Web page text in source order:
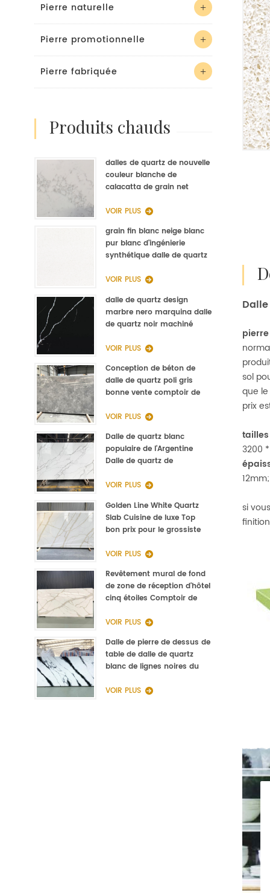
sol
que
prix
3200
si
Pierre naturelle
Pierre promotionnelle
Pierre fabriquée
produits chauds
dalles de quartz de nouvelle
couleur blanche de
calacatta de grain net
de quartz de cuisine
VOIR PLUS
grain fin blanc neige blanc
pur blanc d'ingénierie
synthétique dalle de quartz
VOIR PLUS
dalle de quartz design
marbre nero marquina dalle
de quartz noir machiné
VOIR PLUS
Conception de béton de
dalle de quartz poli gris
bonne vente comptoir de
VOIR PLUS
Dalle de quartz blanc
populaire de l'Argentine
Dalle de quartz de
3000 * 1400 * 20mm
VOIR PLUS
Golden Line White Quartz
Slab Cuisine de luxe Top
bon prix pour le grossiste
VOIR PLUS
Revêtement mural de fond
de zone de réception d'hôtel
cinq étoiles Comptoir de
VOIR PLUS
Dalle de pierre de dessus de
table de dalle de quartz
blanc de lignes noires du
VOIR PLUS